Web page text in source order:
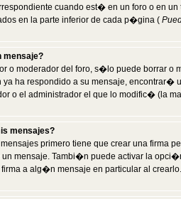
cuando est� en un foro o en
en la parte inferior de cada p�gina (
o moderador del foro, s�lo puede borrar o
ya ha respondido a su mensaje, encontrar�
o el administrador el que lo modific� (la
mensajes?
primero tiene que crear una firma
un mensaje. Tambi�n puede activar la
a alg�n mensaje en particular al crearlo.